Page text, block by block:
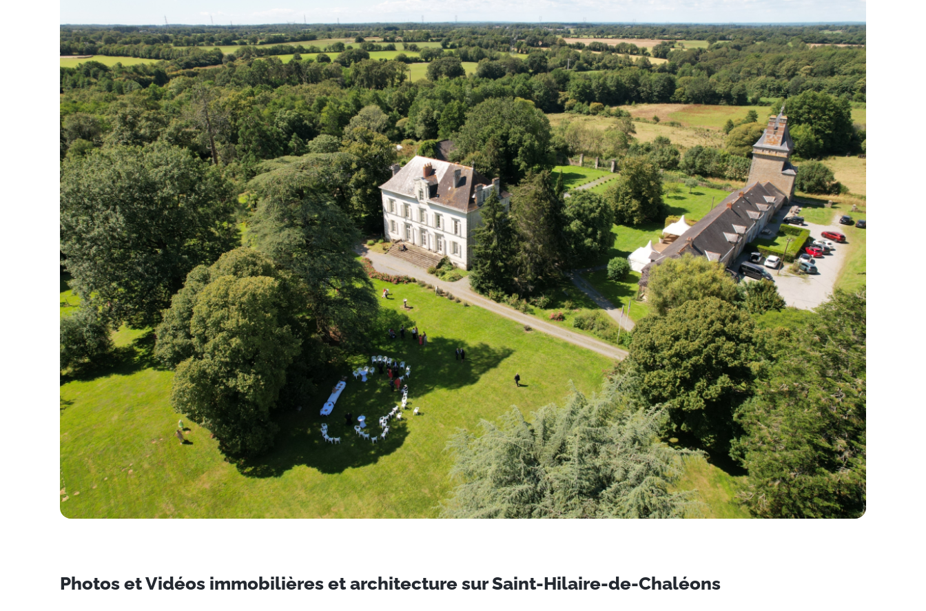
Photos et Vidéos immobilières et architecture sur Saint-Hilaire-de-Chaléons